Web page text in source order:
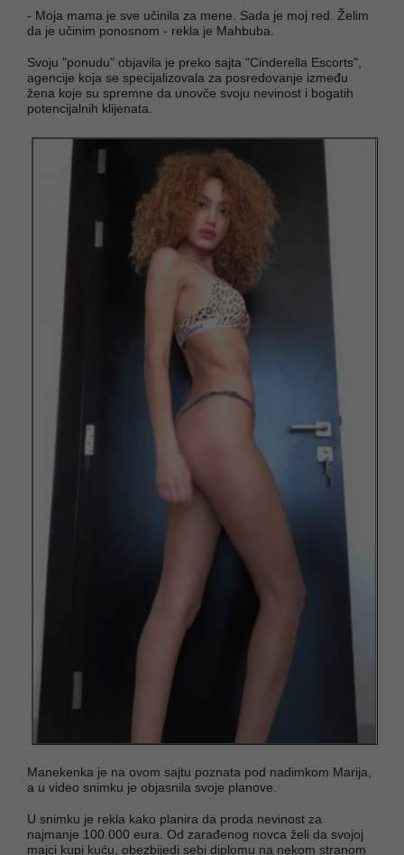
- Moja mama je sve učinila za mene. Sada je moj red. Želim
da je učinim ponosnom - rekla je Mahbuba.
Svoju "ponudu" objavila je preko sajta "Cinderella Escorts",
agencije koja se specijalizovala za posredovanje između
žena koje su spremne da unovče svoju nevinost i bogatih
potencijalnih klijenata.
Manekenka je na ovom sajtu poznata pod nadimkom Marija,
a u video snimku je objasnila svoje planove.
U snimku je rekla kako planira da proda nevinost za
najmanje 100.000 eura. Od zarađenog novca želi da svojoj
majci kupi kuću, obezbijedi sebi diplomu na nekom stranom